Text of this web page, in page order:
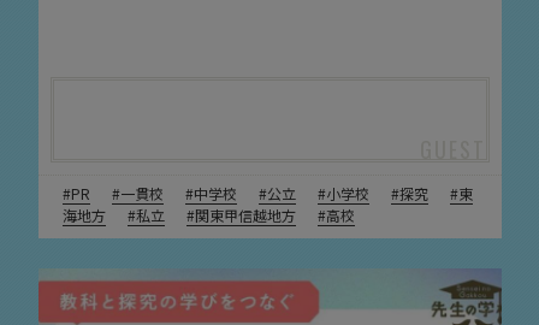
PR 一貫校 中学校 公立 小学校 探究
東
海地方
私立 関東甲信越地方 高校